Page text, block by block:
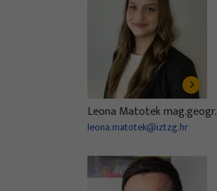
Leona Matotek mag.geogr.
leona.matotek@iztzg.hr